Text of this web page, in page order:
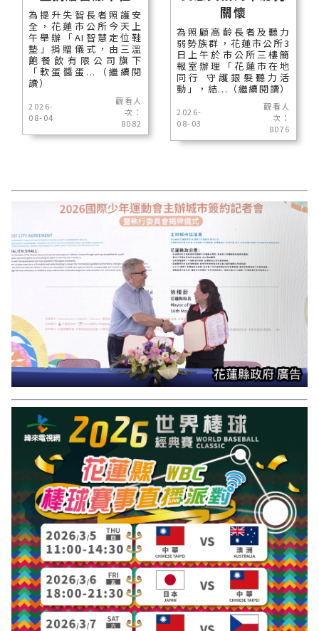
為提升失智長者照護安
全，花蓮市公所今天上
午舉辦「AI智慧定位鞋
墊」捐贈儀式，由三溫
飽餐飲有限公司旗下
「軟蛋醬蛋...（繼續閱
讀）
2026-
08-04
觀看人
次：
8082
關懷
為照顧高齡長者及聽力
弱勢族群，花蓮市公所3
日上午於市公所三樓簡
報室辦理「花蓮市在地
同行 守護銀髮聽力活
動」，結...（繼續閱讀）
2026-
08-03
觀看人
次：
8076